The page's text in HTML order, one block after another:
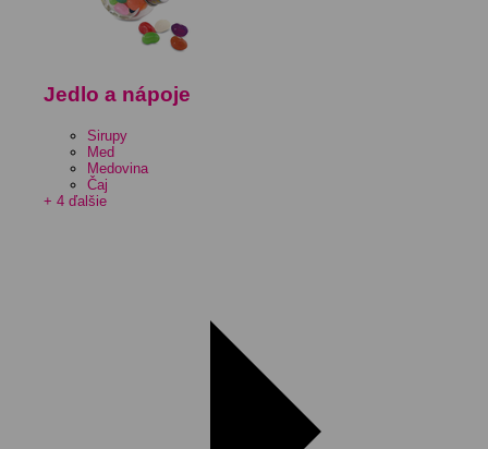
Jedlo a nápoje
Sirupy
Med
Medovina
Čaj
+ 4 ďalšie